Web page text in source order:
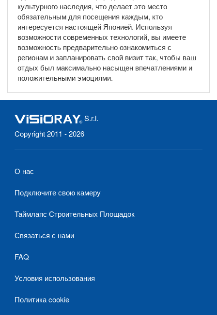
культурного наследия, что делает это место
обязательным для посещения каждым, кто
интересуется настоящей Японией. Используя
возможности современных технологий, вы имеете
возможность предварительно ознакомиться с
регионам и запланировать свой визит так, чтобы ваш
отдых был максимально насыщен впечатлениями и
положительными эмоциями.
S.r.l.
Copyright 2011 - 2026
О нас
Подключите свою камеру
Таймлапс Строительных Площадок
Связаться с нами
FAQ
Условия использования
Политика cookie